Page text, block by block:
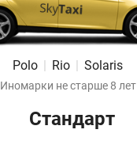
Polo | Rio | Solaris
Иномарки не старше 8 лет
Стандарт